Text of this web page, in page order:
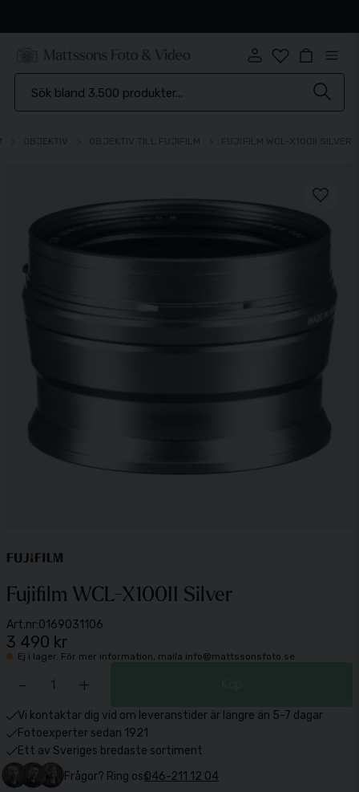
Fujifilm WCL-X100II Silver
Art.nr:0169031106
3 490 kr
Ej i lager. För mer information, maila info@mattssonsfoto.se
- +
Vi kontaktar dig vid om leveranstider är längre än 5-7 dagar
Fotoexperter sedan 1921
Ett av Sveriges bredaste sortiment
Frågor? Ring oss046-211 12 04